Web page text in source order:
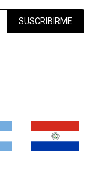
SUSCRIBIRME